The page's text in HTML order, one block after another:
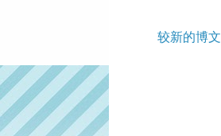
较新的博文